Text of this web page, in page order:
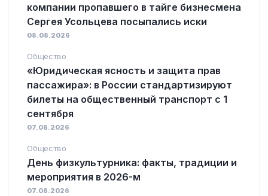
компании пропавшего в тайге бизнесмена
Сергея Усольцева посыпались иски
08.08.2026
Общество
«Юридическая ясность и защита прав
пассажира»: в России стандартизируют
билеты на общественный транспорт с 1
сентября
07.08.2026
Общество
День физкультурника: факты, традиции и
мероприятия в 2026-м
07.08.2026